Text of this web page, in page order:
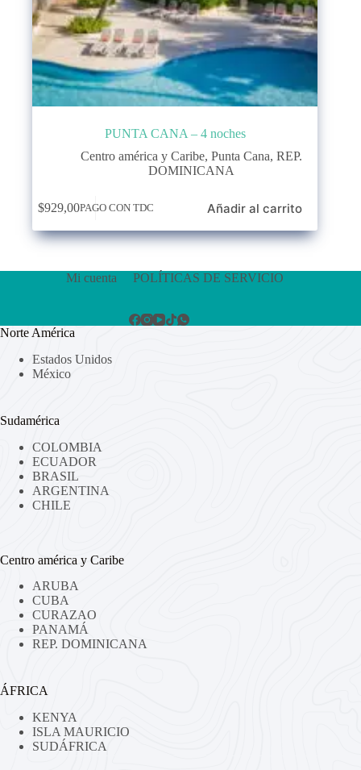
PUNTA CANA – 4 noches
Centro américa y Caribe, Punta Cana, REP.
DOMINICANA
$929,00PAGO CON TDC Añadir al carrito
Mi cuenta POLÍTICAS DE SERVICIO
Norte América
Estados Unidos
México
Sudamérica
COLOMBIA
ECUADOR
BRASIL
ARGENTINA
CHILE
Centro américa y Caribe
ARUBA
CUBA
CURAZAO
PANAMÁ
REP. DOMINICANA
ÁFRICA
KENYA
ISLA MAURICIO
SUDÁFRICA